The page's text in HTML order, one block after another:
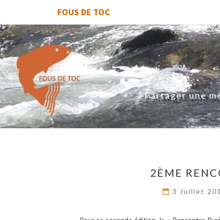
FOUS DE TOC
Partager une
2ÈME
3 Juillet